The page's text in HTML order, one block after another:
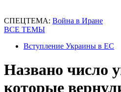
СПЕЦТЕМА: Война в Иране
ВСЕ ТЕМЫ
Вступление Украины в ЕС
Названо число
которые